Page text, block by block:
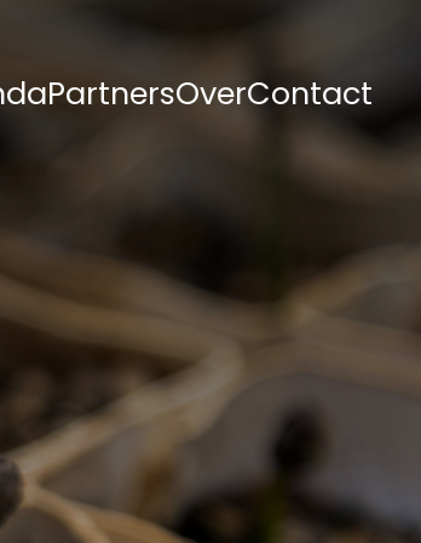
PartnersOverContact